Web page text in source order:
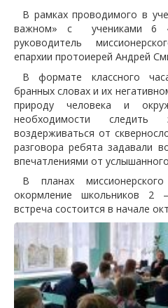
В рамках проводимого в
важном» с учениками 6
руководитель
епархии протоиерей Андрей
В формате классного
бранных словах и их
природу человека и
необходимости
воздерживаться от
разговора ребята задавали
впечатлениями от
В планах
окормление школьников 2
встреча состоится в начале